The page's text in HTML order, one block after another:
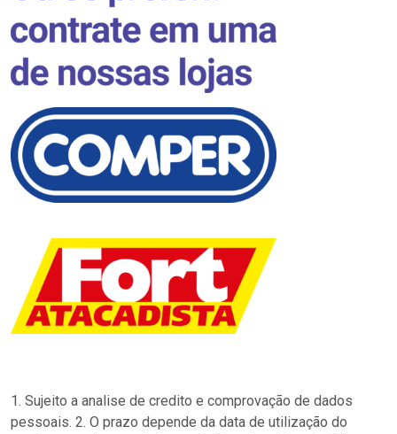
1. Sujeito a analise de credito e comprovação de dados
pessoais. 2. O prazo depende da data de utilização do